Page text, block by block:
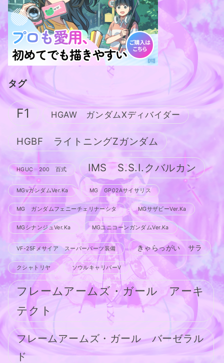
タグ
F1 HGAW ガンダムXディバイダー
HGBF ライトニングZガンダム
HGUC 200 百式 IMS S.S.I.クバルカン
MGνガンダムVer.Ka MG GP02Aサイサリス
MG ガンダムフェニーチェリナーシタ MGサザビーVer.Ka
MGシナンジュVer.Ka MGユニコーンガンダムVer.Ka
VF-25Fメサイア スーパーパーツ装備 きゃらっがい サラ
クシャトリヤ ソウルキャリバーV
フレームアームズ・ガール アーキ
テクト
フレームアームズ・ガール バーゼラル
ド